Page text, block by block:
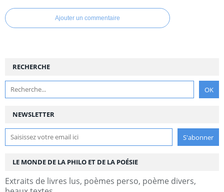
Ajouter un commentaire
NEWSLETTER
RECHERCHE
LE MONDE DE LA PHILO ET DE LA POÉSIE
Extraits de livres lus, poèmes perso, poème divers,